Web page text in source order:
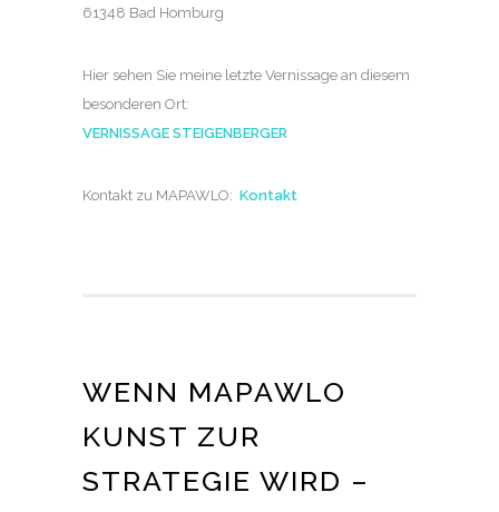
61348 Bad Homburg
Hier sehen Sie meine letzte Vernissage an diesem
besonderen Ort:
VERNISSAGE STEIGENBERGER
Kontakt zu MAPAWLO: Kontakt
WENN MAPAWLO
KUNST ZUR
STRATEGIE WIRD –